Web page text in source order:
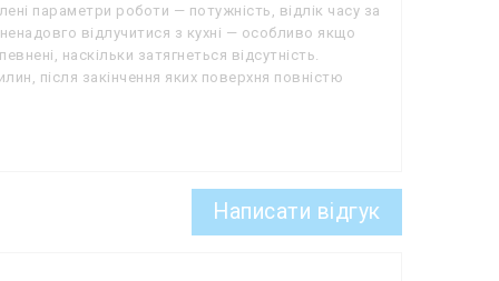
параметри роботи — потужність, відлік часу за
відлучитися з кухні — особливо якщо
наскільки затягнеться відсутність.
після закінчення яких поверхня повністю
Написати відгук